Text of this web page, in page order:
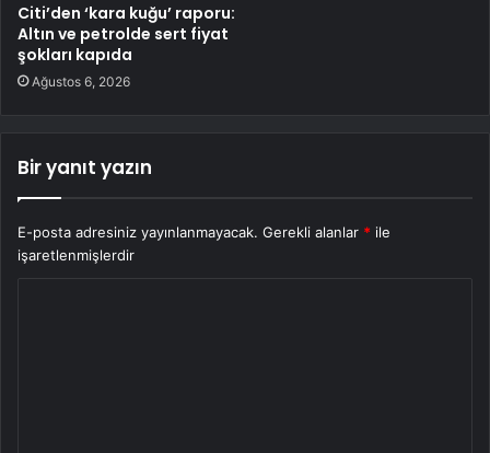
Citi’den ‘kara kuğu’ raporu:
Altın ve petrolde sert fiyat
şokları kapıda
Ağustos 6, 2026
Bir yanıt yazın
E-posta adresiniz yayınlanmayacak. Gerekli alanlar * ile
işaretlenmişlerdir